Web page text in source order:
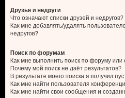
Друзья и недруги
Что означают списки друзей и недругов?
Как мне добавлять/удалять
недругов?
Поиск по форумам
Как мне выполнить поиск по форуму
Почему мой поиск не даёт результатов?
В результате моего поиска я получил
Как мне найти пользователя
Как мне найти свои сообщения и